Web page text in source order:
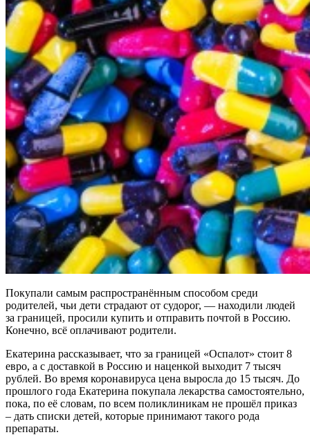
Покупали самым распространённым способом среди
родителей, чьи дети страдают от судорог, — находили людей
за границей, просили купить и отправить почтой в Россию.
Конечно, всё оплачивают родители.
Екатерина рассказывает, что за границей «Оспалот» стоит 8
евро, а с доставкой в Россию и наценкой выходит 7 тысяч
рублей. Во время коронавируса цена выросла до 15 тысяч. До
прошлого года Екатерина покупала лекарства самостоятельно,
пока, по её словам, по всем поликлиникам не прошёл приказ
– дать списки детей, которые принимают такого рода
препараты.